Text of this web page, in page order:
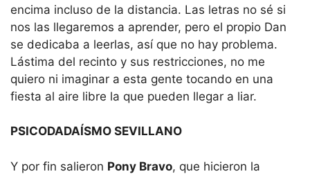
encima incluso de la distancia. Las letras no sé si
nos las llegaremos a aprender, pero el propio Dan
se dedicaba a leerlas, así que no hay problema.
Lástima del recinto y sus restricciones, no me
quiero ni imaginar a esta gente tocando en una
fiesta al aire libre la que pueden llegar a liar.
PSICODADAÍSMO SEVILLANO
Y por fin salieron Pony Bravo, que hicieron la